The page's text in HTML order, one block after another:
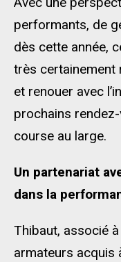
performants, de
dès cette année,
très certainement
et renouer avec
prochains
course au large.
Un partenariat
dans la
Thibaut, associé
armateurs acquis